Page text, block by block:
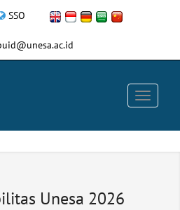
SSO
Unesa 2026